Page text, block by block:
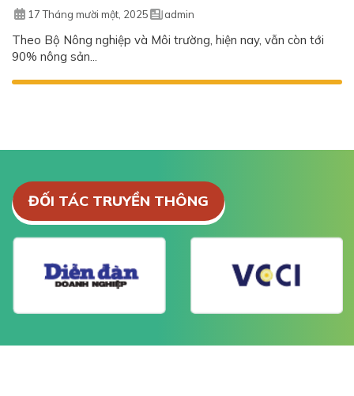
17 Tháng mười một, 2025 admin
Theo Bộ Nông nghiệp và Môi trường, hiện nay, vẫn còn tới
90% nông sản...
ĐỐI TÁC TRUYỀN THÔNG